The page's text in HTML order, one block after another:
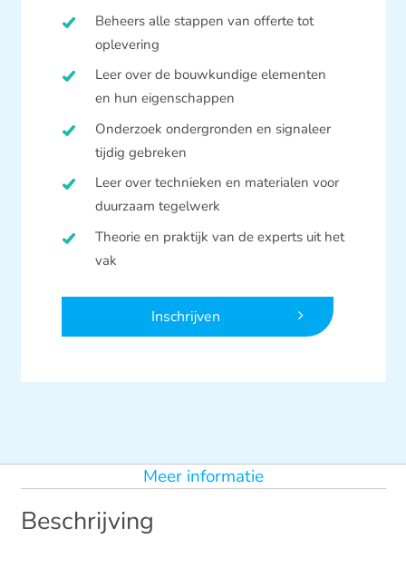
Beheers alle stappen van offerte tot
oplevering
Leer over de bouwkundige elementen
en hun eigenschappen
Onderzoek ondergronden en signaleer
tijdig gebreken
Leer over technieken en materialen voor
duurzaam tegelwerk
Theorie en praktijk van de experts uit het
vak
Inschrijven
Meer informatie
Beschrijving